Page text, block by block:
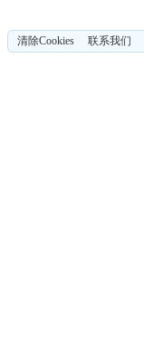
清除Cookies 联系我们